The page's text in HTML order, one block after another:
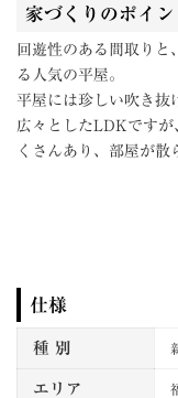
家づくりのポイン
回遊性のある間取りと
る人気の平屋。
平屋には珍しい吹き抜
広々としたLDKですが
くさんあり、部屋が散
仕様
種 別
エリア